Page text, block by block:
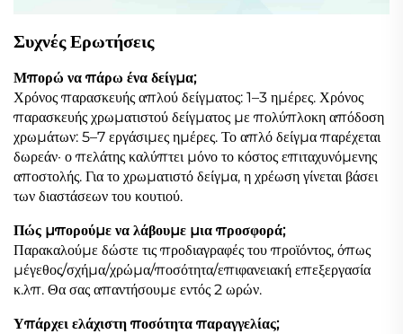
Συχνές Ερωτήσεις
Μπορώ να πάρω ένα δείγμα;
Χρόνος παρασκευής απλού δείγματος: 1–3 ημέρες. Χρόνος
παρασκευής χρωματιστού δείγματος με πολύπλοκη απόδοση
χρωμάτων: 5–7 εργάσιμες ημέρες. Το απλό δείγμα παρέχεται
δωρεάν· ο πελάτης καλύπτει μόνο το κόστος επιταχυνόμενης
αποστολής. Για το χρωματιστό δείγμα, η χρέωση γίνεται βάσει
των διαστάσεων του κουτιού.
Πώς μπορούμε να λάβουμε μια προσφορά;
Παρακαλούμε δώστε τις προδιαγραφές του προϊόντος, όπως
μέγεθος/σχήμα/χρώμα/ποσότητα/επιφανειακή επεξεργασία
κ.λπ. Θα σας απαντήσουμε εντός 2 ωρών.
Υπάρχει ελάχιστη ποσότητα παραγγελίας;